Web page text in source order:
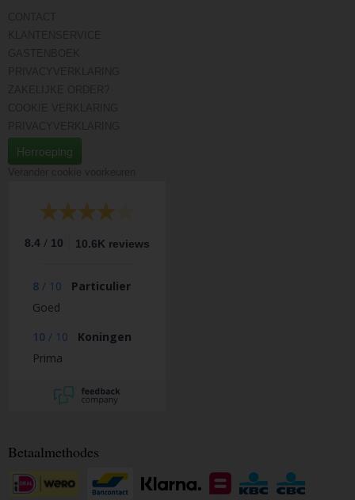
Herroeping
8.4 / 10 10.6K reviews
8 / 10
Particulier
Goed
10 / 10
Koningen
Prima
Betaalmethodes